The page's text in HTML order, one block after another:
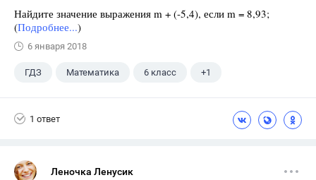
Найдите значение выражения m + (-5,4), если m = 8,93;
(Подробнее...)
6 января 2018
ГДЗ Математика 6 класс +1
1 ответ
Леночка Ленусик